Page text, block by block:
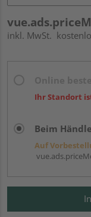
inkl. MwSt.
Ihr Standort
Beim
Auf